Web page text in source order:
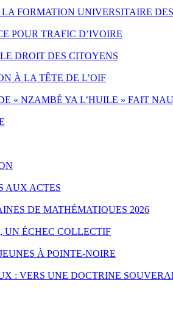
FORMATION UNIVERSITAIRE
POUR TRAFIC D’IVOIRE
DROIT DES CITOYENS
À LA TÊTE DE L’OIF
« NZAMBÉ YA L’HUILE » FAIT
AUX ACTES
DE MATHÉMATIQUES 2026
UN ÉCHEC COLLECTIF
À POINTE-NOIRE
: VERS UNE DOCTRINE